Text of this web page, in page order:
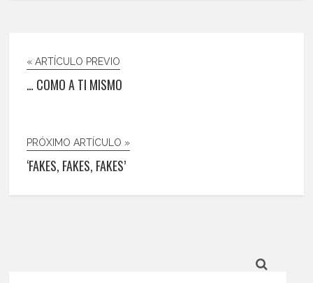
« ARTÍCULO PREVIO
… COMO A TI MISMO
PRÓXIMO ARTÍCULO »
‘FAKES, FAKES, FAKES’